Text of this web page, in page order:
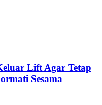
Lift Agar Tetap
Sesama